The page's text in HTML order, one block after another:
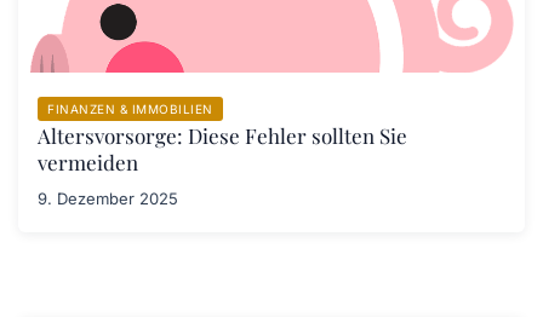
FINANZEN & IMMOBILIEN
Altersvorsorge: Diese Fehler sollten Sie
vermeiden
9. Dezember 2025